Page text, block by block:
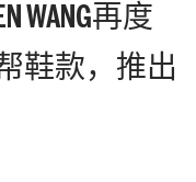
WANG再度
帮鞋款，推出